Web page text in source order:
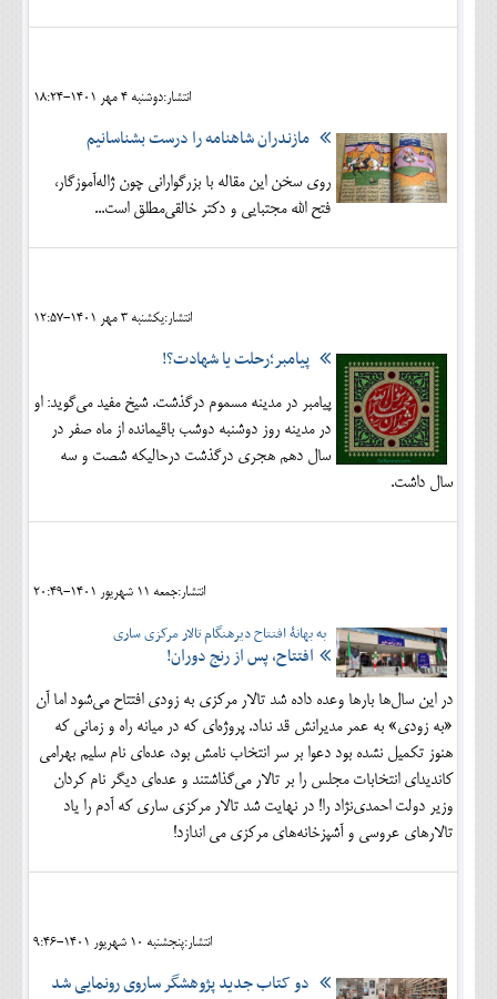
انتشار:دوشنبه 4 مهر 1401-18:24
مازندران شاهنامه را درست بشناسانیم
روی سخن این مقاله با بزرگوارانی چون ژاله‌آموزگار،
فتح الله‌‌‌ مجتبایی و دکتر خالقی‌مطلق است...
انتشار:يکشنبه 3 مهر 1401-12:57
پیامبر؛رحلت یا شهادت؟!
پیامبر در مدینه مسموم درگذشت. شیخ مفید می‌گوید: او
در مدینه روز دوشنبه دوشب باقیمانده از ماه صفر در
سال دهم هجری درگذشت درحالیکه شصت و سه
سال داشت.
انتشار:جمعه 11 شهريور 1401-20:49
به بهانۀ افتتاح دیرهنگام تالار مرکزی ساری
افتتاح، پس از رنج دوران!
در این سال‌ها بارها وعده داده شد تالار مرکزی به زودی افتتاح می‌شود اما آن
«به زودی» به عمر مدیرانش قد نداد. پروژه‌ای که در میانه راه و زمانی که
هنوز تکمیل نشده بود دعوا بر سر انتخاب نامش بود، عده‌ای نام سلیم بهرامی
کاندیدای انتخابات مجلس را بر تالار می‌گذاشتند و عده‌ای دیگر نام کردان
وزیر دولت احمدی‌نژاد را! در نهایت شد تالار مرکزی ساری که آدم را یاد
تالارهای عروسی و آشپزخانه‌های مرکزی می اندازد!
انتشار:پنجشنبه 10 شهريور 1401-9:46
دو کتاب جدید پژوهشگر ساروی رونمایی شد